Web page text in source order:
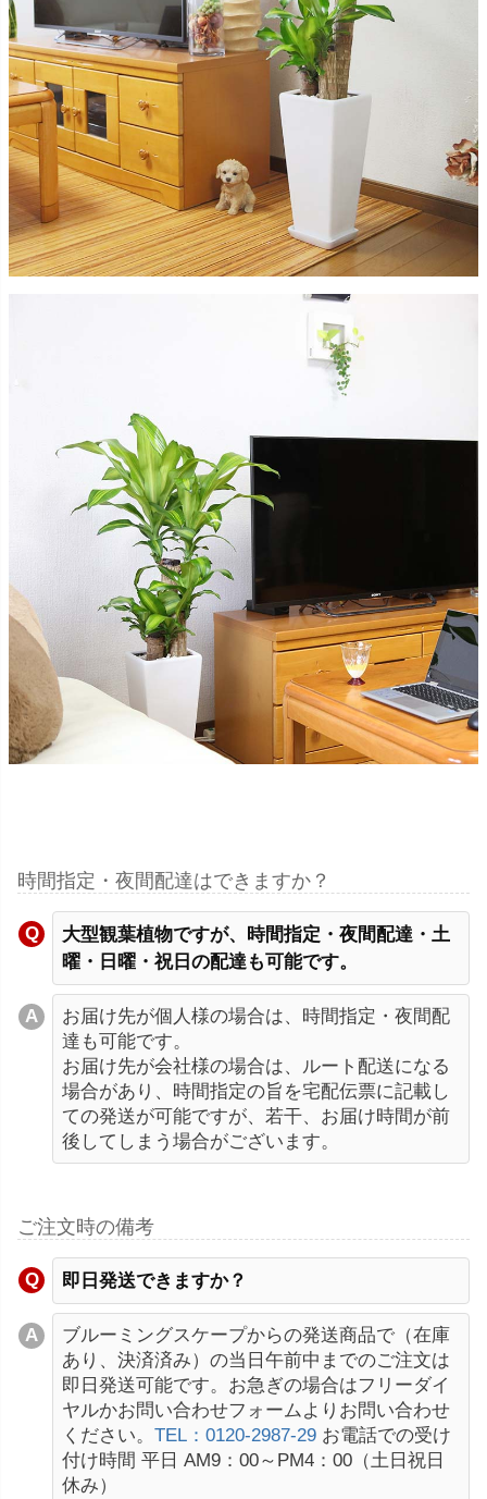
時間指定・夜間配達はできますか？
大型観葉植物ですが、時間指定・夜間配達・土
曜・日曜・祝日の配達も可能です。
お届け先が個人様の場合は、時間指定・夜間配
達も可能です。
お届け先が会社様の場合は、ルート配送になる
場合があり、時間指定の旨を宅配伝票に記載し
ての発送が可能ですが、若干、お届け時間が前
後してしまう場合がございます。
ご注文時の備考
即日発送できますか？
ブルーミングスケープからの発送商品で（在庫
あり、決済済み）の当日午前中までのご注文は
即日発送可能です。お急ぎの場合はフリーダイ
ヤルかお問い合わせフォームよりお問い合わせ
ください。 TEL：0120-2987-29 お電話での受け
付け時間 平日 AM9：00～PM4：00（土日祝日
休み）